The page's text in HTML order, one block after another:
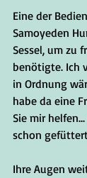
Eine der
Samoyeden
Sessel, um zu
benötigte. Ich
in Ordnung
habe da eine
Sie mir
schon
Ihre Augen